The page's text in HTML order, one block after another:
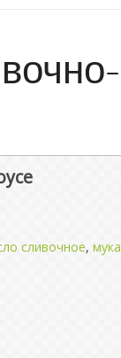
сливочное, мука